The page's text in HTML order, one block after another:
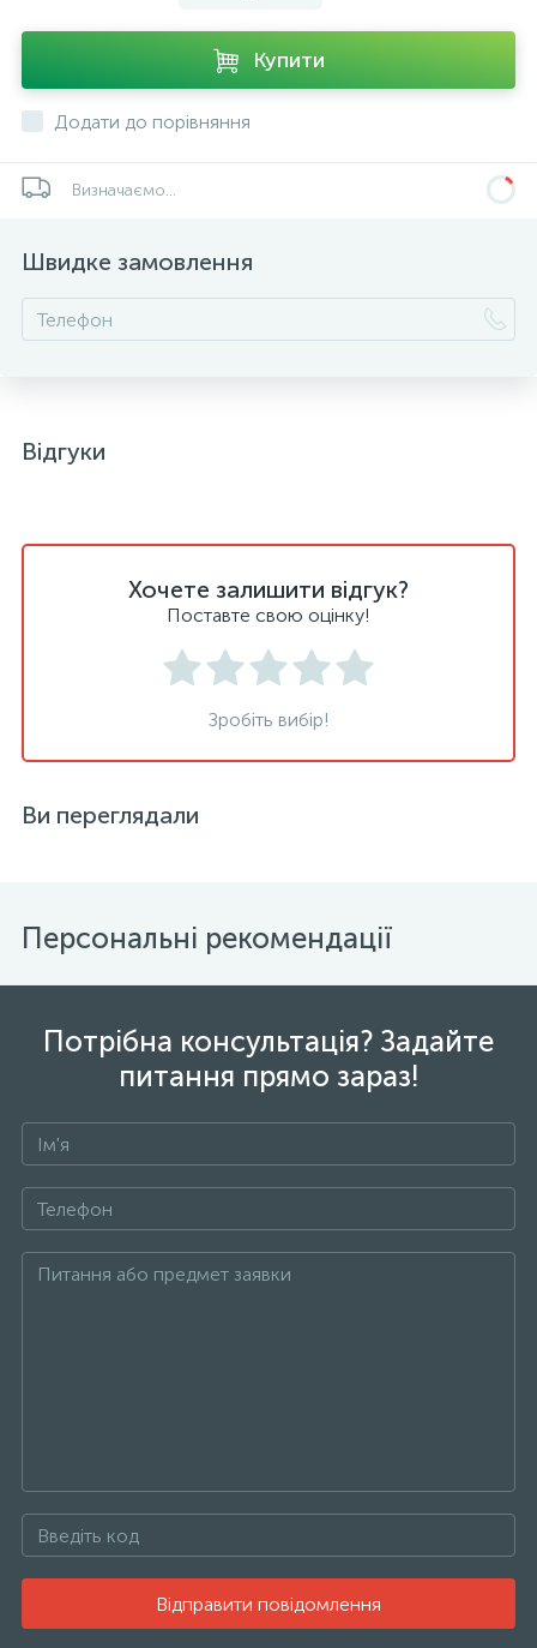
Купити
Додати до порівняння
Визначаємо...
Швидке замовлення
Відгуки
Хочете залишити відгук?
Поставте свою оцінку!
Зробіть вибір!
Ви переглядали
Персональні рекомендації
Потрібна консультація? Задайте
питання прямо зараз!
Відправити повідомлення